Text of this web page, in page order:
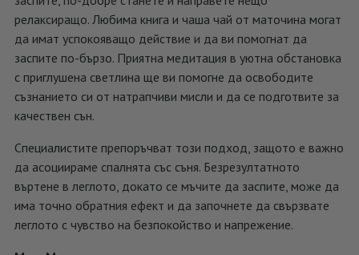
релаксиращо. Любима книга и чаша чай от маточина могат
да имат успокояващо действие и да ви помогнат да
заспите по-бързо. Приятна медитация в уютна обстановка
с приглушена светлина ще ви помогне да освободите
съзнанието си от натрапчиви мисли и да се подготвите за
качествен сън.
Специалистите препоръчват този подход, защото е важно
да асоциираме спалнята със съня. Безрезултатното
въртене в леглото, докато се мъчите да заспите, може да
има точно обратния ефект и да започнете да свързвате
леглото с чувство на безпокойство и напрежение.